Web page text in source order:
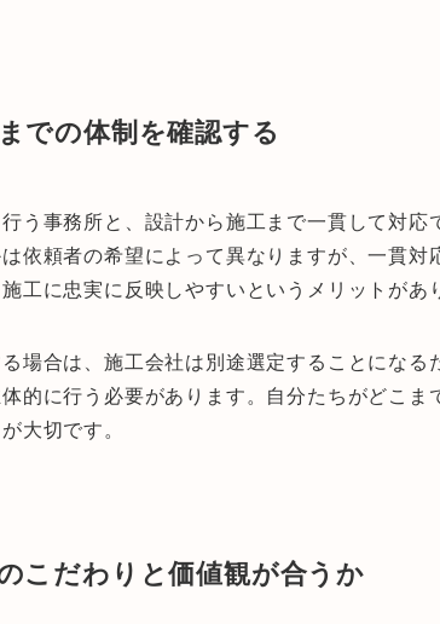
での体制を確認する
う事務所と、設計から施工まで一貫して対応
依頼者の希望によって異なりますが、一貫対
工に忠実に反映しやすいというメリットがあ
場合は、施工会社は別途選定することになる
的に行う必要があります。自分たちがどこま
大切です。
こだわりと価値観が合うか